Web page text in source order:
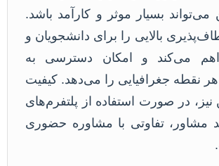
می‌تواند بسیار موثر و کارآمد باشد.
بالایی را برای دانشجویان و
می‌کند و امکان دسترسی به
نقطه جغرافیایی را می‌دهد. کیفیت
نیز، در صورت استفاده از پلتفرم‌های
مشاور، تفاوتی با مشاوره حضوری